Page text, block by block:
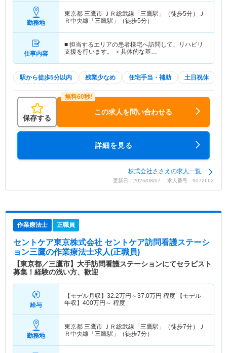
勤務地
東京都 三鷹市 ＪＲ総武線「三鷹駅」（徒歩5分）Ｊ
Ｒ中央線「三鷹駅」（徒歩5分）
仕事内容
■ 担当するエリアの患者様宅へ訪問して、リハビリ
支援を行います。 ＜具体的な基…
駅から徒歩5分以内 残業少なめ 住宅手当・補助 土日祝休
保存する
この求人を問い合わせる
詳細を見る
株式会社ささえの求人一覧
更新日：2026/08/07 求人番号：9072662
作業療法士 正職員
セントケア東京株式会社 セントケア訪問看護ステーシ
ョン三鷹の作業療法士求人(正職員)
【東京都／三鷹市】大手訪問看護ステーションにてセラピスト
募集！経験の浅い方、歡迎
給与
【モデル月収】 32.2万円～37.0万円 程度 【モデル
年収】 400万円～ 程度
勤務地
東京都 三鷹市 ＪＲ総武線「三鷹駅」（徒歩7分）Ｊ
Ｒ中央線「三鷹駅」（徒歩7分）